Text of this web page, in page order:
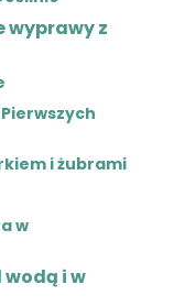
wyprawy z
i żubrami
w
i w